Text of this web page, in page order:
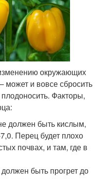
окружающих
может и вовсе сбросить
Факторы,
должен быть кислым,
Перец будет плохо
почвах, и там, где в
быть прогрет до